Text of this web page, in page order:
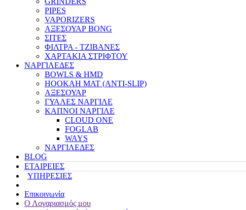
PIPES
VAPORIZERS
ΑΞΕΣΟΥΑΡ BONG
ΣΙΤΕΣ
ΦΙΛΤΡΑ - ΤΖΙΒΑΝΕΣ
ΧΑΡΤΑΚΙΑ ΣΤΡΙΦΤΟΥ
ΝΑΡΓΙΛΕΔΕΣ
BOWLS & HMD
HOOKAH MAT (ANTI-SLIP)
ΑΞΕΣΟΥΑΡ
ΓΥΑΛΕΣ ΝΑΡΓΙΛΕ
ΚΑΠΝΟΙ ΝΑΡΓΙΛΕ
CLOUD ONE
FOGLAB
WAYS
ΝΑΡΓΙΛΕΔΕΣ
BLOG
ΕΤΑΙΡΕΙΕΣ
ΥΠΗΡΕΣΙΕΣ
Επικοινωνία
Ο Λογαριασμός μου